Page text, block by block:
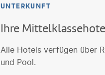
UNTERKUNFT
Ihre
Alle Hotels verfügen über
und Pool.